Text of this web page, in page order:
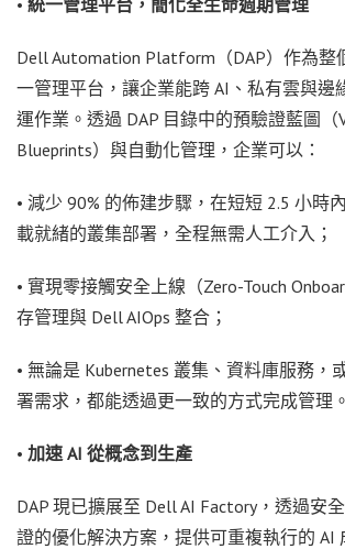
Dell Automation Platform（DAP）作為整
一管理平台，讓企業能跨 AI、私有雲與邊
運作業。透過 DAP 目錄中的預驗證藍圖（
Blueprints）與自動化管理，企業可以：
• 減少 90% 的佈建步驟，在短短 2.5 小時
載就緒的叢集部署，全程無需人工介入；
• 實現零接觸安全上線（Zero-Touch
存管理與 Dell AIOps 整合；
• 無論是 Kubernetes 叢集、資料庫服務，
署需求，都能透過更一致的方式完成管理。
• 加速 AI 從概念到生產
DAP 現已擴展至 Dell AI Factory，透過安
證的優化解決方案，提供可重複執行的 AI